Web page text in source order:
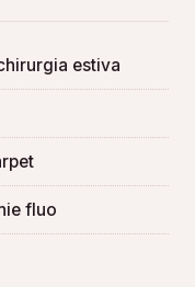
estiva
fluo